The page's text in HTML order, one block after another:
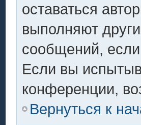
оставаться
выполняют
сообщений,
Если вы
конференции,
Вернуться к